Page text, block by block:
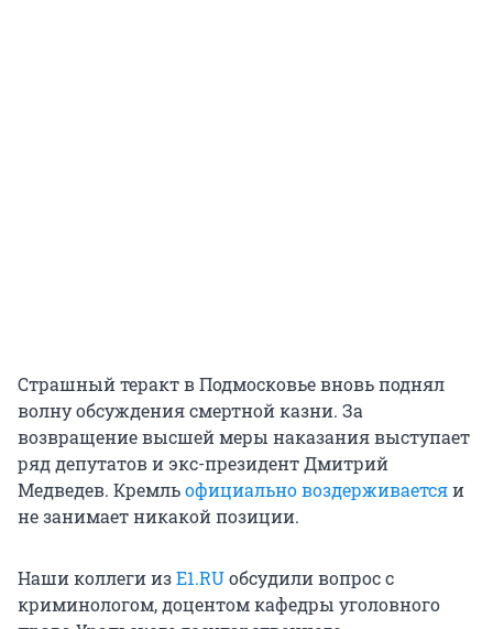
Страшный теракт в Подмосковье вновь поднял
волну обсуждения смертной казни. За
возвращение высшей меры наказания выступает
ряд депутатов и экс-президент Дмитрий
Медведев. Кремльофициально воздерживаетсяи
не занимает никакой позиции.
Наши коллеги изE1.RUобсудили вопрос с
криминологом, доцентом кафедры уголовного